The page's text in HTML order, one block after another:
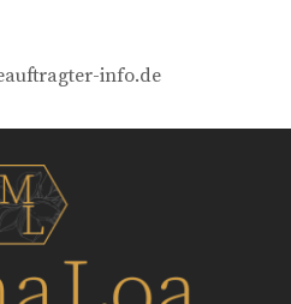
info.de